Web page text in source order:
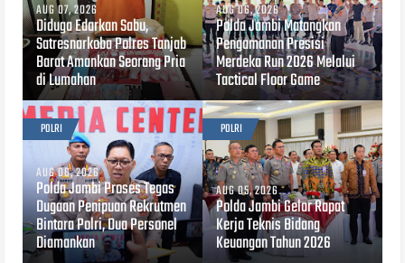
AUG 07, 2026
Diduga Edarkan Sabu,
Satresnarkoba Polres Tanjab
Barat Amankan Seorang Pria
di Lumahan
AUG 06, 2026
Polda Jambi Matangkan
Pengamanan Presisi
Merdeka Run 2026 Melalui
Tactical Floor Game
POLRI
AUG 06, 2026
Polda Jambi Proses Tegas
Dugaan Penipuan Rekrutmen
Bintara Polri, Dua Personel
Diamankan
POLRI
AUG 05, 2026
Polda Jambi Gelar Rapat
Kerja Teknis Bidang
Keuangan Tahun 2026